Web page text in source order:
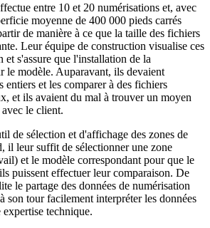
entre 10 et 20 numérisations et, avec
moyenne de 400 000 pieds carrés
de manière à ce que la taille des fichiers
Leur équipe de construction visualise ces
et s'assure que l'installation de la
le modèle. Auparavant, ils devaient
entiers et les comparer à des fichiers
et ils avaient du mal à trouver un moyen
le client.
de sélection et d'affichage des zones de
il leur suffit de sélectionner une zone
et le modèle correspondant pour que le
puissent effectuer leur comparaison. De
le partage des données de numérisation
son tour facilement interpréter les données
technique.